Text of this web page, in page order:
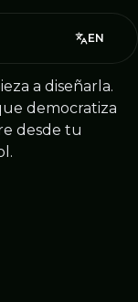
EN
a diseñarla.
democratiza
desde tu